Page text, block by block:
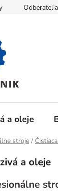
Odberatelia
a oleje
stroje /
a oleje